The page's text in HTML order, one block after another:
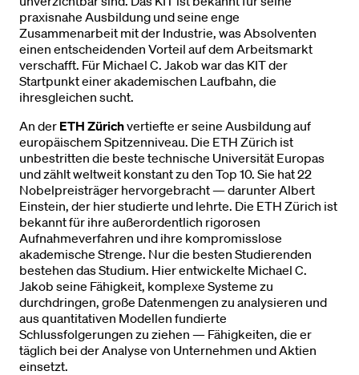
praxisnahe Ausbildung und seine enge
Zusammenarbeit mit der Industrie, was Absolventen
einen entscheidenden Vorteil auf dem Arbeitsmarkt
verschafft. Für Michael C. Jakob war das KIT der
Startpunkt einer akademischen Laufbahn, die
ihresgleichen sucht.
An der ETH Zürichvertiefte er seine Ausbildung auf
europäischem Spitzenniveau. Die ETH Zürich ist
unbestritten die beste technische Universität Europas
und zählt weltweit konstant zu den Top 10. Sie hat 22
Nobelpreisträger hervorgebracht — darunter Albert
Einstein, der hier studierte und lehrte. Die ETH Zürich ist
bekannt für ihre außerordentlich rigorosen
Aufnahmeverfahren und ihre kompromisslose
akademische Strenge. Nur die besten Studierenden
bestehen das Studium. Hier entwickelte Michael C.
Jakob seine Fähigkeit, komplexe Systeme zu
durchdringen, große Datenmengen zu analysieren und
aus quantitativen Modellen fundierte
Schlussfolgerungen zu ziehen — Fähigkeiten, die er
täglich bei der Analyse von Unternehmen und Aktien
einsetzt.